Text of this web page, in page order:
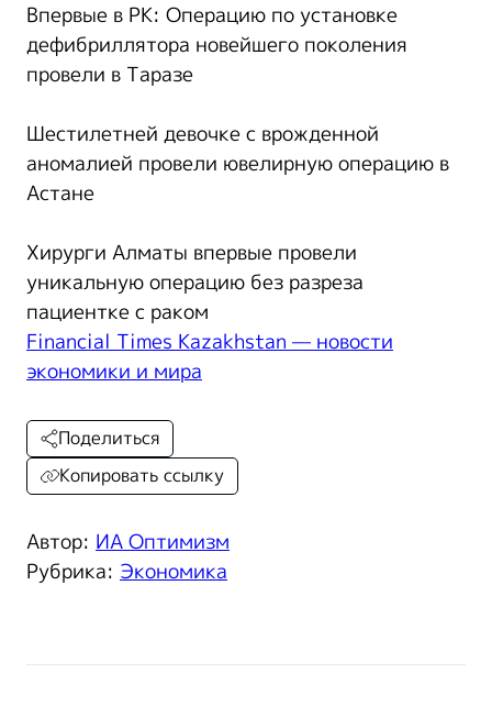
Впервые в РК: Операцию по установке
дефибриллятора новейшего поколения
провели в Таразе
Шестилетней девочке с врожденной
аномалией провели ювелирную операцию в
Астане
Хирурги Алматы впервые провели
уникальную операцию без разреза
пациентке с раком
Financial Times Kazakhstan — новости
экономики и мира
Автор: ИА Оптимизм
Рубрика: Экономика
Поделиться
Копировать ссылку